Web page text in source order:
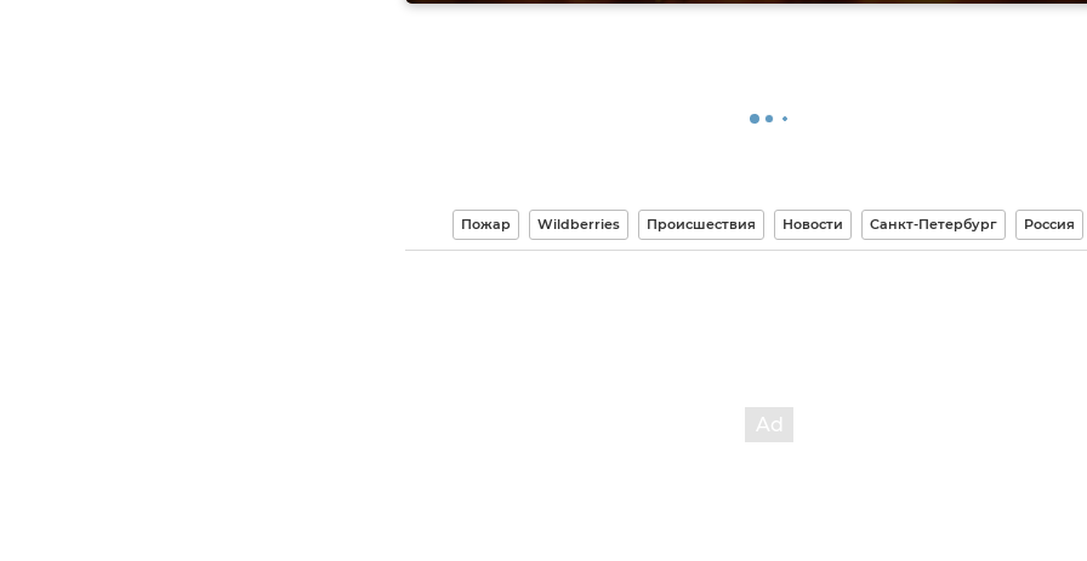
Пожар Wildberries Происшествия Новости Санкт-Петербург Россия